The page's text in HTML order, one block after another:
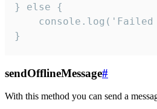
} else {
}
sendOfflineMessage#
With this method you can send a